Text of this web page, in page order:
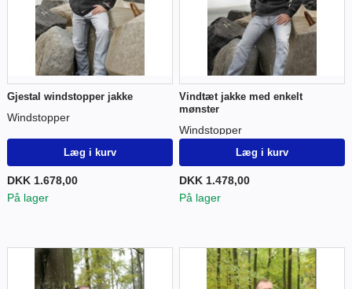
Gjestal windstopper jakke
Windstopper
Læg i kurv
DKK 1.678,00
På lager
Vindtæt jakke med enkelt
mønster
Windstopper
Læg i kurv
DKK 1.478,00
På lager